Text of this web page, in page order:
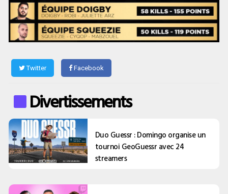
Twitter Facebook
Divertissements
Duo Guessr : Domingo organise un
tournoi GeoGuessr avec 24
streamers